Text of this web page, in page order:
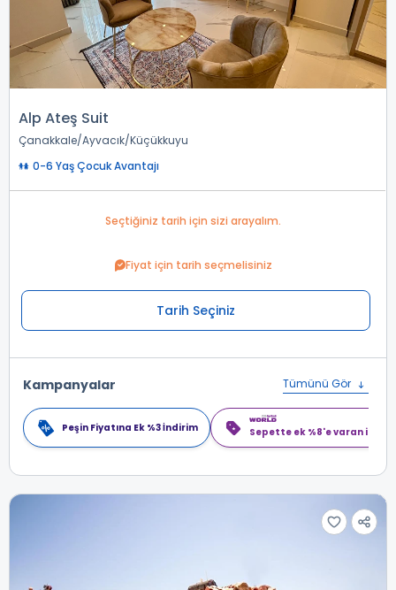
Alp Ateş Suit
Çanakkale Ayvacık Küçükkuyu
0-6 Yaş Çocuk Avantajı
Seçtiğiniz tarih için sizi arayalım.
Fiyat için tarih seçmelisiniz
Tarih Seçiniz
Kampanyalar Tümünü Gör
Peşin Fiyatına Ek %3 İndirim Sepette ek %8'e varan